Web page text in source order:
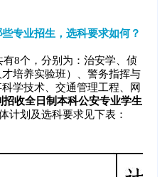
专业招生，选科要求如何？
有8个，分别为：治安学、侦
培养实验班）、警务指挥与
学技术、交通管理工程、网
招收全日制本科公安专业学生
计划及选科要求见下表：